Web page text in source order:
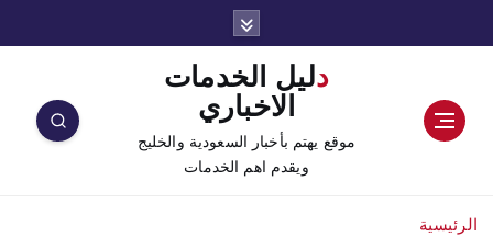
دليل الخدمات
الاخباري
موقع يهتم بأخبار السعودية والخليج
ويقدم اهم الخدمات
الرئيسية